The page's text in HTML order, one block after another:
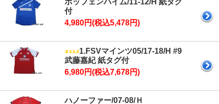
ホッフェンハイム/11-12/H 紙タグ
付
4,980円(税込5,478円)
1.FSVマインツ05/17-18/H #9
武藤嘉紀 紙タグ付
6,980円(税込7,678円)
ハノーファー/07-08/Ｈ